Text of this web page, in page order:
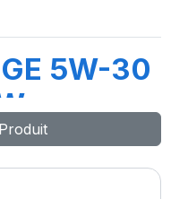
5W-30